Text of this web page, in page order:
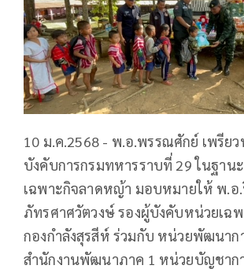
10 ม.ค.2568 - พ.อ.พรรณศักย์ เพรีย
บังคับการกรมทหารราบที่ 29 ในฐาน
เฉพาะกิจลาดหญ้า มอบหมายให้ พ.อ
ภัทรศาศวัตวงษ์ รองผู้บังคับหน่วยเฉ
กองกำลังสุรสีห์ ร่วมกับ หน่วยพัฒนาก
สำนักงานพัฒนาภาค 1 หน่วยบัญชา